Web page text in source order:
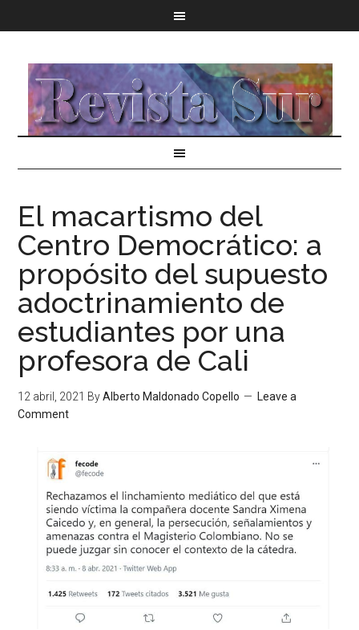
El macartismo del
Centro Democrático: a
propósito del supuesto
adoctrinamiento de
estudiantes por una
profesora de Cali
12 abril, 2021 ByAlberto Maldonado Copello
Leave a
Comment